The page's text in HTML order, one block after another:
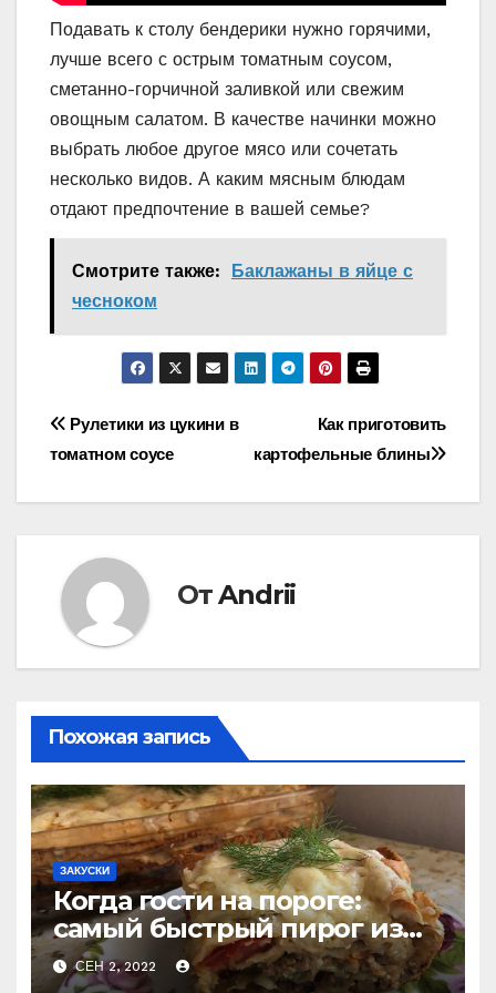
Подавать к столу бендерики нужно горячими,
лучше всего с острым томатным соусом,
сметанно-горчичной заливкой или свежим
овощным салатом. В качестве начинки можно
выбрать любое другое мясо или сочетать
несколько видов. А каким мясным блюдам
отдают предпочтение в вашей семье?
Смотрите также:
Баклажаны в яйце с
чесноком
Навигация
Как приготовить
картофельные блины
Рулетики из цукини в
томатном соусе
ОтAndrii
Похожая запись
ЗАКУСКИ
Когда гости на пороге:
самый быстрый пирог из
лаваша с тремя начинками
СЕН 2, 2022